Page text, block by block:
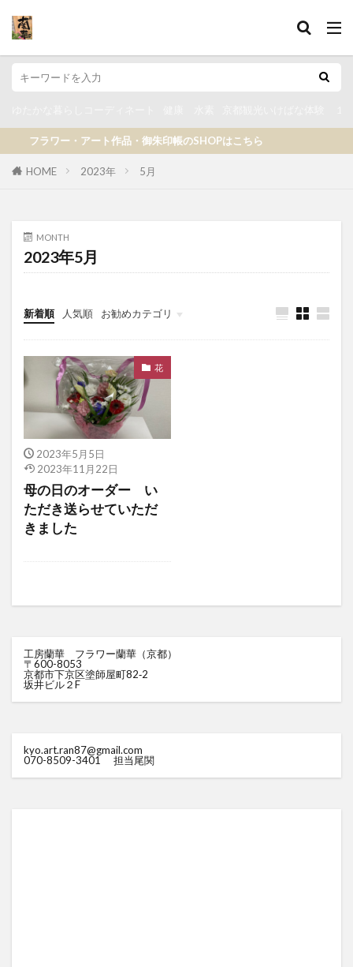
ラワー・アート作品・御朱印帳のSHOPはこちら
HOME 2023年 5月
MONTH
2023年5月
新着順 人気順 お勧めカテゴリ
京都アーティストスタジオ
lightning
menu
花
2023年5月5日
2023年11月22日
母の日のオーダー い
ただき送らせていただ
きました
工房蘭華 フラワー蘭華（京都）
〒600-8053
京都市下京区塗師屋町82‐2
坂井ビル２F
kyo.art.ran87@gmail.com
070-8509-3401
担当尾関